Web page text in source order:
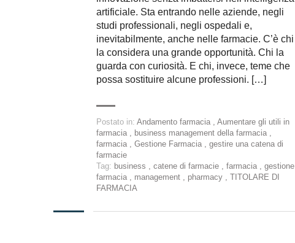
artificiale. Sta entrando nelle aziende, negli
studi professionali, negli ospedali e,
inevitabilmente, anche nelle farmacie. C’è chi
la considera una grande opportunità. Chi la
guarda con curiosità. E chi, invece, teme che
possa sostituire alcune professioni. […]
Postato in: Andamento farmacia , Aumentare gli utili in
farmacia , business management della farmacia ,
farmacia , Gestione Farmacia , gestire una catena di
farmacie
Tag: business , catene di farmacie , farmacia , gestione
farmacia , management , pharmacy , TITOLARE DI
FARMACIA